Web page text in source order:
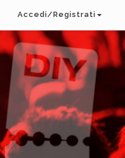
Accedi/Registrati